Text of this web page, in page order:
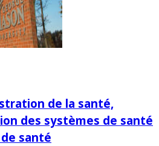
de la santé,
des systèmes de santé
santé